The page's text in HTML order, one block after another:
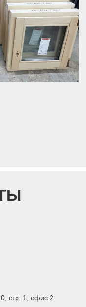
стр. 1 , офис 2